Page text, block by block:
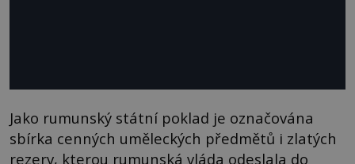
Jako rumunský státní poklad je označována
sbírka cenných uměleckých předmětů i zlatých
rezerv, kterou rumunská vláda odeslala do